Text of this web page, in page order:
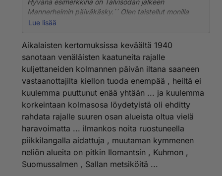
Hyvänä esimerkkinä on Talvisodan jälkeen
Mannerheimin päiväkäsky.´´ Olen taistellut monilla
tantereilla, mutta missään en ole tavannut kaltaisianne
jäätynein katsein´´, jne...
perestroika, niin sotahistorioitsijat pääsivät
tutustumaan Neuvostoliiton sota-arkistoihin. Oikea
luku oli 48.000. Suomalaisia kaatui Talvisodassa
26.000.
Lue lisää
Aikalaisten kertomuksissa keväältä 1940
sanotaan venäläisten kaatuneita rajalle
kuljettaneiden kolmannen päivän iltana saaneen
vastaanottajilta kiellon tuoda enempää , heiltä ei
kuulemma puuttunut enää yhtään ... ja kuulemma
korkeintaan kolmasosa löydetyistä oli ehditty
rahdata rajalle suuren osan alueista oltua vielä
haravoimatta ... ilmankos noita ruostuneella
piikkilangalla aidattuja , muutaman kymmenen
neliön alueita on pitkin Ilomantsin , Kuhmon ,
Suomussalmen , Sallan metsiköitä ...